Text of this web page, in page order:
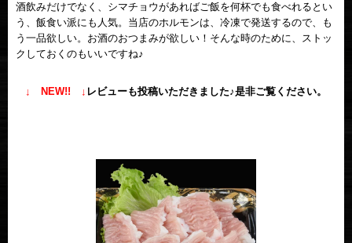
酒飲みだけでなく、シマチョウがあればご飯を何杯でも食べれるとい
う、飯食い派にも人気。当店のホルモンは、冷凍で発送するので、も
う一品欲しい。お酒のおつまみが欲しい！そんな時のために、ストッ
クしておくのもいいですね♪
↓ NEW!! ↓ レビューも投稿いただきました♪是非ご覧ください。